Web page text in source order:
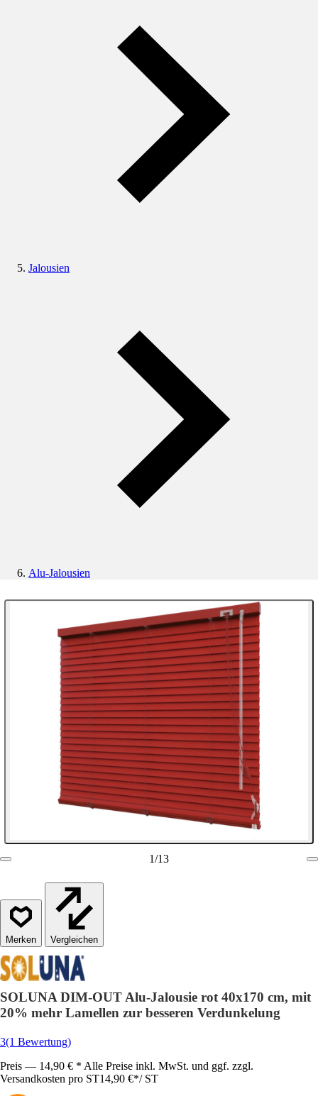
Jalousien
Alu-Jalousien
1/13
Vergleichen
SOLUNA DIM-OUT Alu-Jalousie rot 40x170 cm, mit
20% mehr Lamellen zur besseren Verdunkelung
3(1 Bewertung)
Preis — 14,90 € * Alle Preise inkl. MwSt. und ggf. zzgl.
Versandkosten pro ST14,90 €*/ ST